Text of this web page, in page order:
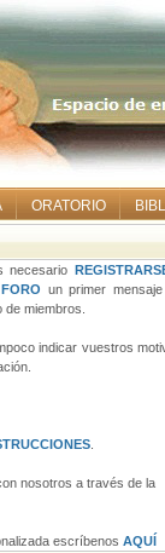
ORATORIO
necesario
FORO un primer
miembros.
indicar vuestros
nosotros a través de la
escríbenos AQUÍ